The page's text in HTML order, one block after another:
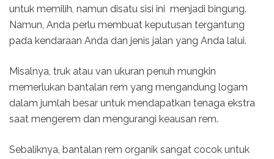
untuk memilih, namun disatu sisi ini menjadi bingung.
Namun, Anda perlu membuat keputusan tergantung
pada kendaraan Anda dan jenis jalan yang Anda lalui.
Misalnya, truk atau van ukuran penuh mungkin
memerlukan bantalan rem yang mengandung logam
dalam jumlah besar untuk mendapatkan tenaga ekstra
saat mengerem dan mengurangi keausan rem.
Sebaliknya, bantalan rem organik sangat cocok untuk